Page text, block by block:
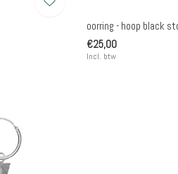
oorring - hoop black
€25,00
Incl. btw